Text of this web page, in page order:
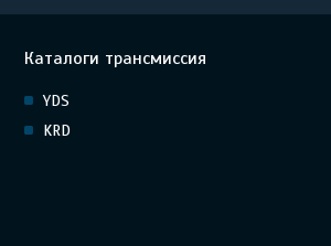
Каталоги трансмиссия
YDS
KRD